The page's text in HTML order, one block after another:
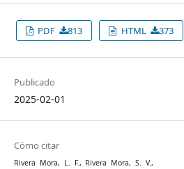
PDF 813 HTML 373
Publicado
2025-02-01
Cómo citar
Rivera Mora, L. F., Rivera Mora, S. V.,